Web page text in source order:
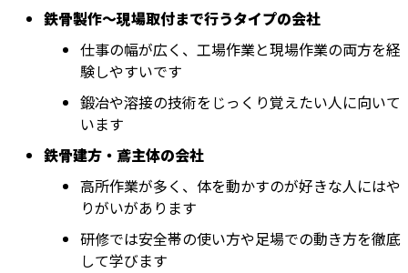
鉄骨製作〜現場取付まで行うタイプの会社
仕事の幅が広く、工場作業と現場作業の両方を経
験しやすいです
鍛冶や溶接の技術をじっくり覚えたい人に向いて
います
鉄骨建方・鳶主体の会社
高所作業が多く、体を動かすのが好きな人にはや
りがいがあります
研修では安全帯の使い方や足場での動き方を徹底
して学びます